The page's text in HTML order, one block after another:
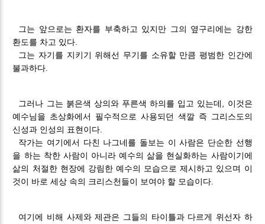
그는 앞으로는 환자를 부축하고 있지만 그의 옆구리에는 강한
환도를 차고 있다.
그는 자기를 지키기 위해선 무기를 소유할 만큼 평범한 인간에
불과하다.
그러나 그는 붉은색 상의와 푸른색 하의를 입고 있는데, 이것은
예수님을 초상화에서 필수적으로 사용되던 색깔 즉 그리스도의
신성과 인성의 표현이다.
작가는 여기에서 다친 나그네를 돌보는 이 사람은 단순한 선행
을 하는 착한 사람이 아니라 예수의 삶을 현실화하는 사람이기에
삶의 처절한 현장에 강림한 예수의 모습으로 제시하고 있으며 이
것이 바로 세상 속의 크리스천들이 보여야 할 모습이다.
여기에 비해 사제와 제관은 그들의 타이틀과 다르게 위선자 하